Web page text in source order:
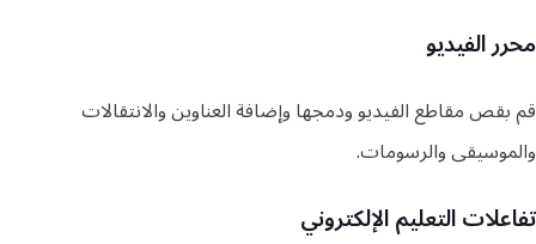
محرر الفيديو
قم بقص مقاطع الفيديو ودمجها وإضافة العناوين والانتقالات
والموسيقى والرسومات.
تفاعلات التعليم الإلكتروني